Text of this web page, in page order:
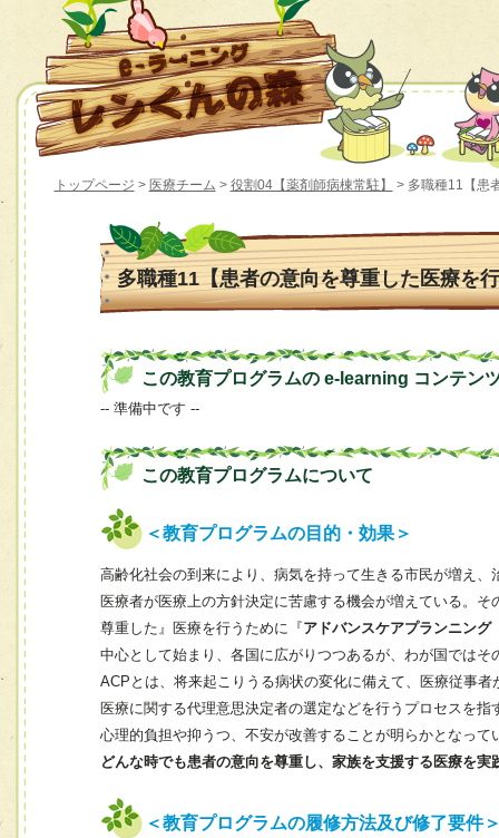
トップページ > 医療チーム > 役割04【薬剤師病棟常駐】 > 多職種11【患
多職種11【患者の意向を尊重した医療を
この教育プログラムの e-learning コンテン
-- 準備中です --
この教育プログラムについて
＜教育プログラムの目的・効果＞
高齢化社会の到来により、病気を持って生きる市民が増え
医療者が医療上の方針決定に苦慮する機会が増えている。
尊重した』医療を行うために『アドバンスケアプランニング
中心として始まり、各国に広がりつつあるが、わが国ではそ
ACPとは、将来起こりうる病状の変化に備えて、医療従事
医療に関する代理意思決定者の選定などを行うプロセスを
心理的負担や抑うつ、不安が改善することが明らかとなっ
どんな時でも患者の意向を尊重し、家族を支援する医療を実
＜教育プログラムの履修方法及び修了要件